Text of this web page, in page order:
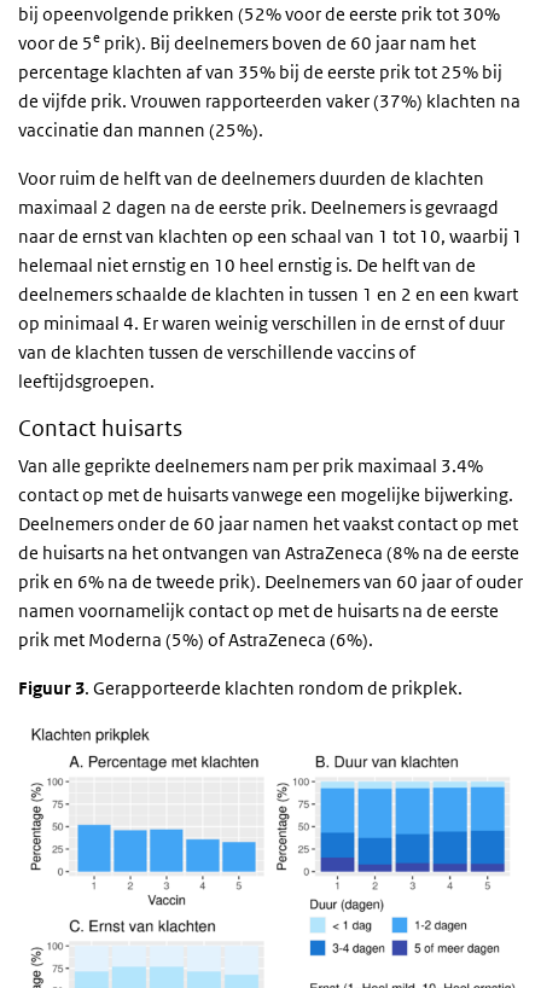
bij opeenvolgende prikken (52% voor de eerste prik tot 30%
voor de 5e prik). Bij deelnemers boven de 60 jaar nam het
percentage klachten af van 35% bij de eerste prik tot 25% bij
de vijfde prik. Vrouwen rapporteerden vaker (37%) klachten na
vaccinatie dan mannen (25%).
Voor ruim de helft van de deelnemers duurden de klachten
maximaal 2 dagen na de eerste prik. Deelnemers is gevraagd
naar de ernst van klachten op een schaal van 1 tot 10, waarbij 1
helemaal niet ernstig en 10 heel ernstig is. De helft van de
deelnemers schaalde de klachten in tussen 1 en 2 en een kwart
op minimaal 4. Er waren weinig verschillen in de ernst of duur
van de klachten tussen de verschillende vaccins of
leeftijdsgroepen.
Contact huisarts
Van alle geprikte deelnemers nam per prik maximaal 3.4%
contact op met de huisarts vanwege een mogelijke bijwerking.
Deelnemers onder de 60 jaar namen het vaakst contact op met
de huisarts na het ontvangen van AstraZeneca (8% na de eerste
prik en 6% na de tweede prik). Deelnemers van 60 jaar of ouder
namen voornamelijk contact op met de huisarts na de eerste
prik met Moderna (5%) of AstraZeneca (6%).
Figuur 3. Gerapporteerde klachten rondom de prikplek.